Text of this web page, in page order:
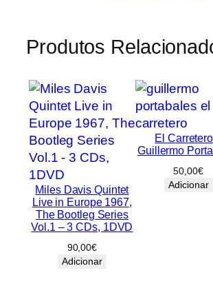
Produtos
Miles Davis Quintet
Live in Europe 1967,
The Bootleg Series
Vol.1 – 3 CDs, 1DVD
90,00€
Adicionar
El
Guillermo
50,00€
Adicionar